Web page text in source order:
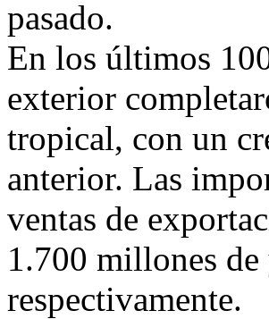
pasado.
En los últimos
exterior
tropical, con un
anterior. Las
ventas de
1.700 millones
respectivamente.